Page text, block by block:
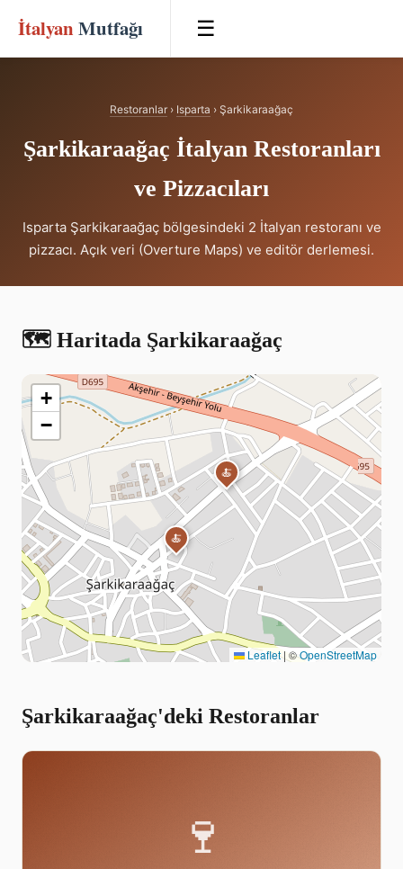
İtalyan Mutfağı ☰
Restoranlar › Isparta › Şarkikaraağaç
Şarkikaraağaç İtalyan Restoranları
ve Pizzacıları
Isparta Şarkikaraağaç bölgesindeki 2 İtalyan restoranı ve
pizzacı. Açık veri (Overture Maps) ve editör derlemesi.
🗺️ Haritada Şarkikaraağaç
🍝
🍝
+
−
Leaflet| ©OpenStreetMap
Şarkikaraağaç'deki Restoranlar